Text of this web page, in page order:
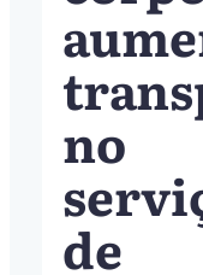
no
de